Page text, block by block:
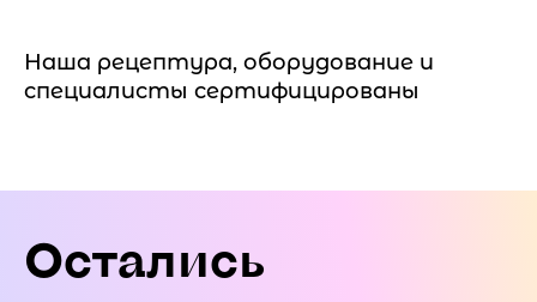
Наша рецептура, оборудование и
специалисты сертифицированы
Остались